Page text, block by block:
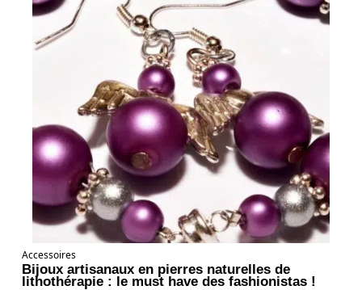
Accessoires
Bijoux artisanaux en pierres naturelles de
lithothérapie : le must have des fashionistas !